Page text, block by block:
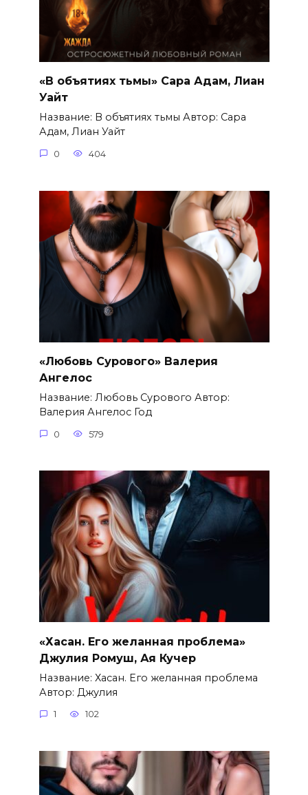
«В объятиях тьмы» Сара Адам, Лиан
Уайт
Название: В объятиях тьмы Автор: Сара
Адам, Лиан Уайт
0 404
«Любовь Сурового» Валерия
Ангелос
Название: Любовь Сурового Автор:
Валерия Ангелос Год
0 579
«Хасан. Его желанная проблема»
Джулия Ромуш, Ая Кучер
Название: Хасан. Его желанная проблема
Автор: Джулия
1 102